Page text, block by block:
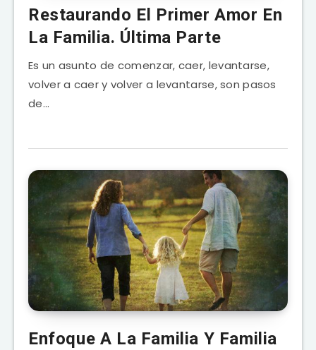
Restaurando El Primer Amor En
La Familia. Última Parte
Es un asunto de comenzar, caer, levantarse,
volver a caer y volver a levantarse, son pasos
de…
Enfoque A La Familia Y Familia